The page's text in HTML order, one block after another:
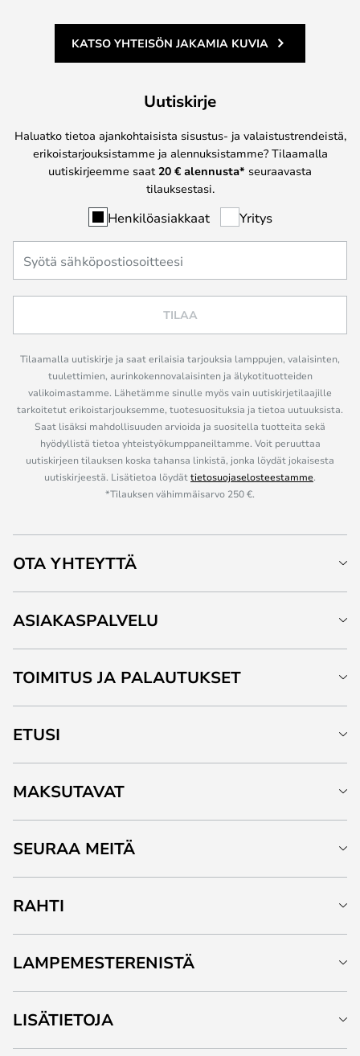
KATSO YHTEISÖN JAKAMIA KUVIA
Uutiskirje
Haluatko tietoa ajankohtaisista sisustus- ja valaistustrendeistä,
erikoistarjouksistamme ja alennuksistamme? Tilaamalla
uutiskirjeemme saat 20 € alennusta* seuraavasta
tilauksestasi.
Henkilöasiakkaat Yritys
TILAA
Tilaamalla uutiskirje ja saat erilaisia tarjouksia lamppujen, valaisinten,
tuulettimien, aurinkokennovalaisinten ja älykotituotteiden
valikoimastamme. Lähetämme sinulle myös vain uutiskirjetilaajille
tarkoitetut erikoistarjouksemme, tuotesuosituksia ja tietoa uutuuksista.
Saat lisäksi mahdollisuuden arvioida ja suositella tuotteita sekä
hyödyllistä tietoa yhteistyökumppaneiltamme. Voit peruuttaa
uutiskirjeen tilauksen koska tahansa linkistä, jonka löydät jokaisesta
uutiskirjeestä. Lisätietoa löydättietosuojaselosteestamme.
*Tilauksen vähimmäisarvo 250 €.
OTA YHTEYTTÄ
ASIAKASPALVELU
TOIMITUS JA PALAUTUKSET
ETUSI
MAKSUTAVAT
SEURAA MEITÄ
RAHTI
LAMPEMESTERENISTÄ
LISÄTIETOJA